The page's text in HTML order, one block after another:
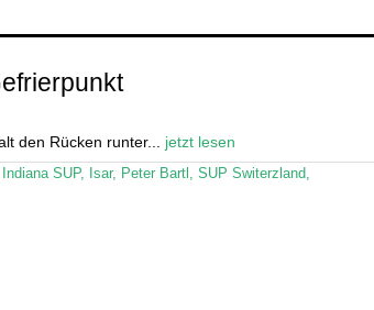
den Rücken runter... jetzt lesen
Indiana SUP, Isar, Peter Bartl , SUP Switerzland,